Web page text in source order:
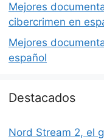
Mejores
cibercrimen en
Mejores
español
Destacados
Nord Stream 2, el